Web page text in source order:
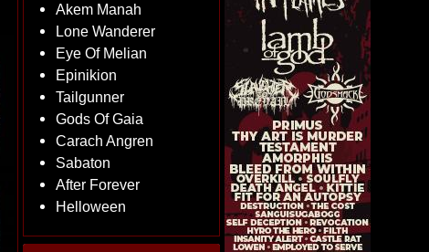
Akem Manah
Lone Wanderer
Eye Of Melian
Epinikion
Tailgunner
Gods Of Gaia
Carach Angren
Sabaton
After Forever
Helloween